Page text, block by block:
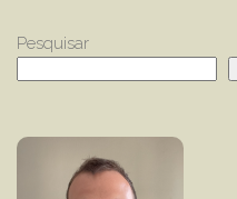
Pesquisar